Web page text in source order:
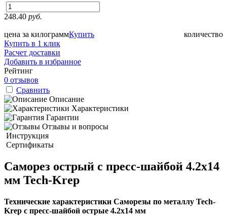
248.40 руб.
цена за килограмм количество
Купить
Купить в 1 клик
Расчет доставки
Добавить в избранное
Рейтинг
0 отзывов
Сравнить
Описание
Характеристики
Гарантии
Отзывы и вопросы
Инструкция
Сертификаты
Саморез острый с пресс-шайбой 4.2х14
мм Tech-Krep
Технические характеристики Саморезы по металлу Tech-
Krep с пресс-шайбой острые 4.2х14 мм